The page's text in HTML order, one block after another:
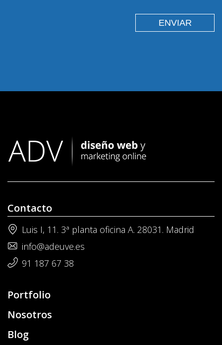
Contacto
Luis I, 11. 3ª planta oficina A. 28031. Madrid
info@adeuve.es
91 187 67 38
Portfolio
Nosotros
Blog